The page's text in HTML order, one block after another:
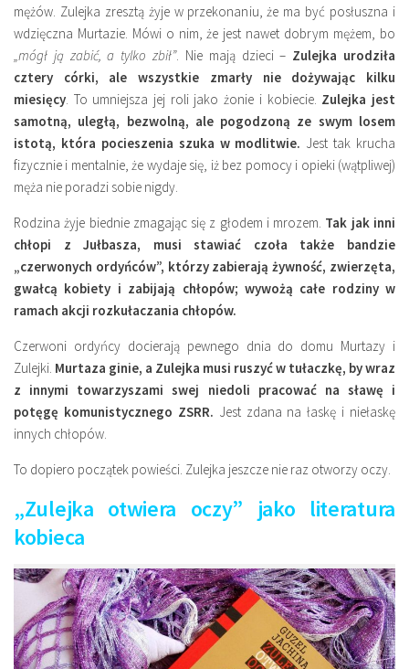
mężów. Zulejka zresztą żyje w przekonaniu, że ma być posłuszna i
wdzięczna Murtazie. Mówi o nim, że jest nawet dobrym mężem, bo
„mógł ją zabić, a tylko zbił”. Nie mają dzieci – Zulejka urodziła
cztery córki, ale wszystkie zmarły nie dożywając kilku
miesięcy. To umniejsza jej roli jako żonie i kobiecie. Zulejka jest
samotną, uległą, bezwolną, ale pogodzoną ze swym losem
istotą, która pocieszenia szuka w modlitwie. Jest tak krucha
fizycznie i mentalnie, że wydaje się, iż bez pomocy i opieki (wątpliwej)
męża nie poradzi sobie nigdy.
Rodzina żyje biednie zmagając się z głodem i mrozem. Tak jak inni
chłopi z Jułbasza, musi stawiać czoła także bandzie
„czerwonych ordyńców”, którzy zabierają żywność, zwierzęta,
gwałcą kobiety i zabijają chłopów; wywożą całe rodziny w
ramach akcji rozkułaczania chłopów.
Czerwoni ordyńcy docierają pewnego dnia do domu Murtazy i
Zulejki. Murtaza ginie, a Zulejka musi ruszyć w tułaczkę, by wraz
z innymi towarzyszami swej niedoli pracować na sławę i
potęgę komunistycznego ZSRR. Jest zdana na łaskę i niełaskę
innych chłopów.
To dopiero początek powieści. Zulejka jeszcze nie raz otworzy oczy.
„Zulejka otwiera oczy” jako literatura
kobieca